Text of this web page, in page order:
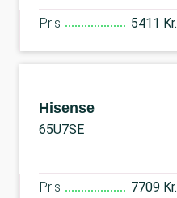
Pris 5411 Kr.
Hisense
65U7SE
Pris 7709 Kr.